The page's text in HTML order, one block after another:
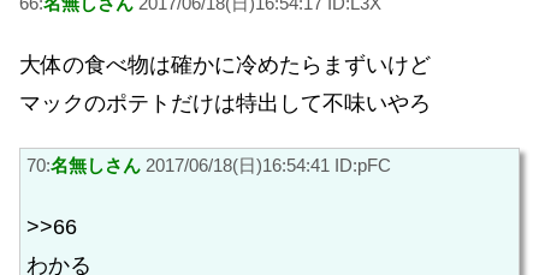
大体の食べ物は確かに冷めたらまずいけど
マックのポテトだけは特出して不味いやろ
70:名無しさん 2017/06/18(日)16:54:41 ID:pFC
>>66
わかる